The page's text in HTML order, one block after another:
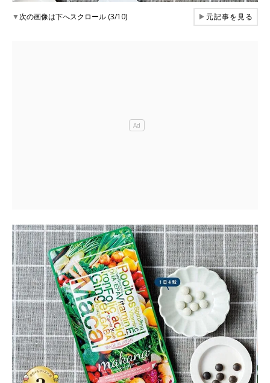
▼次の画像は下へスクロール (3/10) ▶元記事を見る